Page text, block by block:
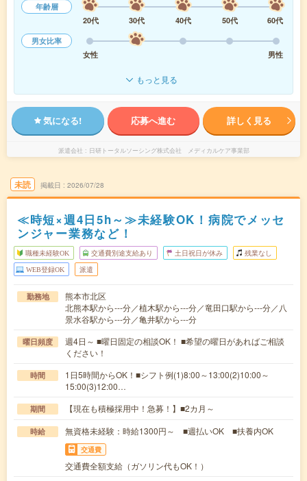
年齢層
20代
30代 40代 50代
60代
男女比率
女性
男性
もっと見る
気になる! 応募へ進む 詳しく見る
派遣会社 日研トータルソーシング株式会社 メディカルケア事業部
未読 掲載日 2026/07/28
≪時短×週4日5h～≫未経験OK！病院でメッセ
ンジャー業務など！
職種未経験OK 交通費別途支給あり 土日祝日が休み 残業なし
WEB登録OK 派遣
勤務地
熊本市北区
北熊本駅から---分／植木駅から---分／竜田口駅から---分／八
景水谷駅から---分／亀井駅から---分
曜日頻度
週4日～ ■曜日固定の相談OK！ ■希望の曜日があればご相談
ください！
時間
1日5時間からOK！■シフト例(1)8:00～13:00(2)10:00～
15:00(3)12:00…
期間 【現在も積極採用中！急募！】■2カ月～
時給 無資格未経験：時給1300円～ ■週払いOK ■扶養内OK
交通費
交通費全額支給（ガソリン代もOK！）